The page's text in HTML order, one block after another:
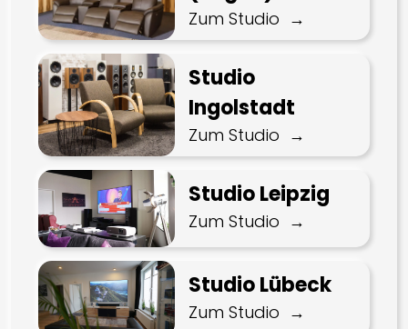
Zum Studio
Studio
Ingolstadt
Zum Studio
Studio Leipzig
Zum Studio
Studio Lübeck
Zum Studio